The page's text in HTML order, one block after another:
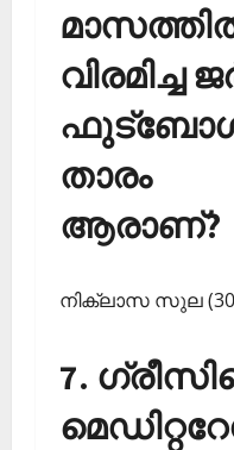
വിരമിച്ച
താരം
ആരാണ്?
നിക്ലാസ സുല
7.